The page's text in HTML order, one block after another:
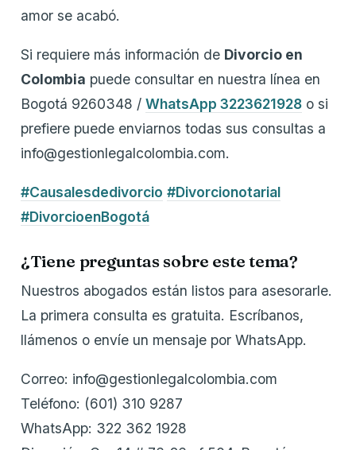
amor se acabó.
Si requiere más información de Divorcio en
Colombia puede consultar en nuestra línea en
Bogotá 9260348 / WhatsApp 3223621928 o si
prefiere puede enviarnos todas sus consultas a
info@gestionlegalcolombia.com.
#Causalesdedivorcio #Divorcionotarial
#DivorcioenBogotá
¿Tiene preguntas sobre este tema?
Nuestros abogados están listos para asesorarle.
La primera consulta es gratuita. Escríbanos,
llámenos o envíe un mensaje por WhatsApp.
Correo: info@gestionlegalcolombia.com
Teléfono: (601) 310 9287
WhatsApp: 322 362 1928